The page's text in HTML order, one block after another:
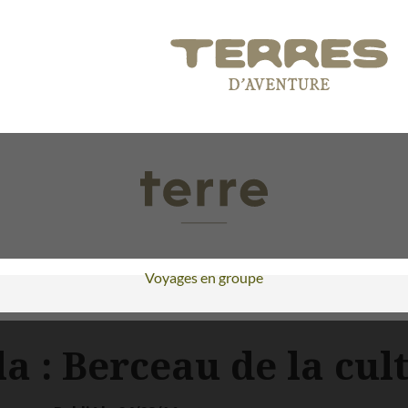
Voyages en groupe
: Berceau de la